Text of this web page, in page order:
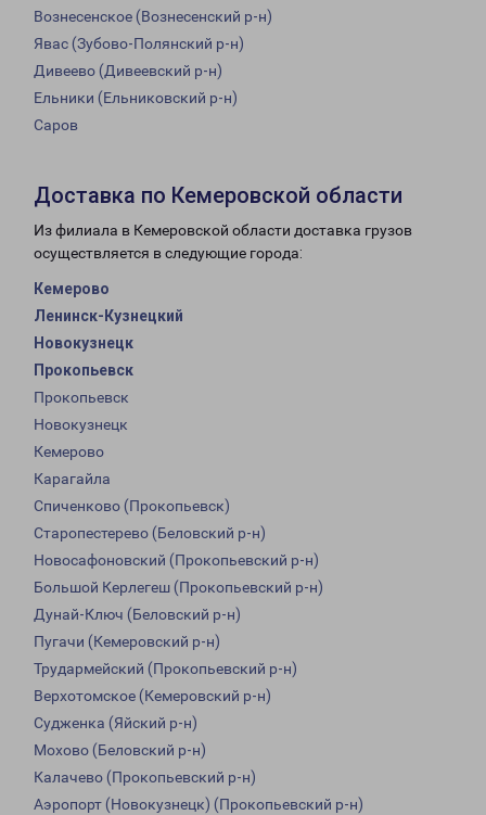
Вознесенское (Вознесенский р-н)
Явас (Зубово-Полянский р-н)
Дивеево (Дивеевский р-н)
Ельники (Ельниковский р-н)
Саров
Доставка по Кемеровской области
Из филиала в Кемеровской области доставка грузов
осуществляется в следующие города:
Кемерово
Ленинск-Кузнецкий
Новокузнецк
Прокопьевск
Прокопьевск
Новокузнецк
Кемерово
Карагайла
Спиченково (Прокопьевск)
Старопестерево (Беловский р-н)
Новосафоновский (Прокопьевский р-н)
Большой Керлегеш (Прокопьевский р-н)
Дунай-Ключ (Беловский р-н)
Пугачи (Кемеровский р-н)
Трудармейский (Прокопьевский р-н)
Верхотомское (Кемеровский р-н)
Судженка (Яйский р-н)
Мохово (Беловский р-н)
Калачево (Прокопьевский р-н)
Аэропорт (Новокузнецк) (Прокопьевский р-н)